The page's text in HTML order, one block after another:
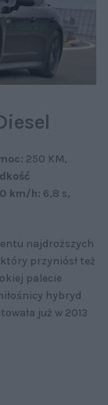
250 KM,
km/h: 6,8 s,
najdroższych
przyniósł też
palecie
hybryd
już w 2013